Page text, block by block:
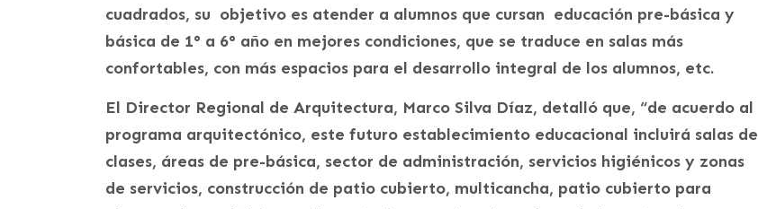
cuadrados, su objetivo es atender a alumnos que cursan educación pre-básica y
básica de 1° a 6° año en mejores condiciones, que se traduce en salas más
confortables, con más espacios para el desarrollo integral de los alumnos, etc.
El Director Regional de Arquitectura, Marco Silva Díaz, detalló que, “de acuerdo al
programa arquitectónico, este futuro establecimiento educacional incluirá salas de
clases, áreas de pre-básica, sector de administración, servicios higiénicos y zonas
de servicios, construcción de patio cubierto, multicancha, patio cubierto para